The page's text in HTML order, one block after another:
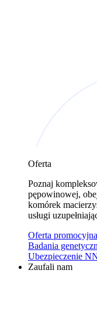
Oferta
Poznaj
pępowinowej,
komórek
usługi
Oferta promocyjna
Badania
Ubezpieczenie
Zaufali nam